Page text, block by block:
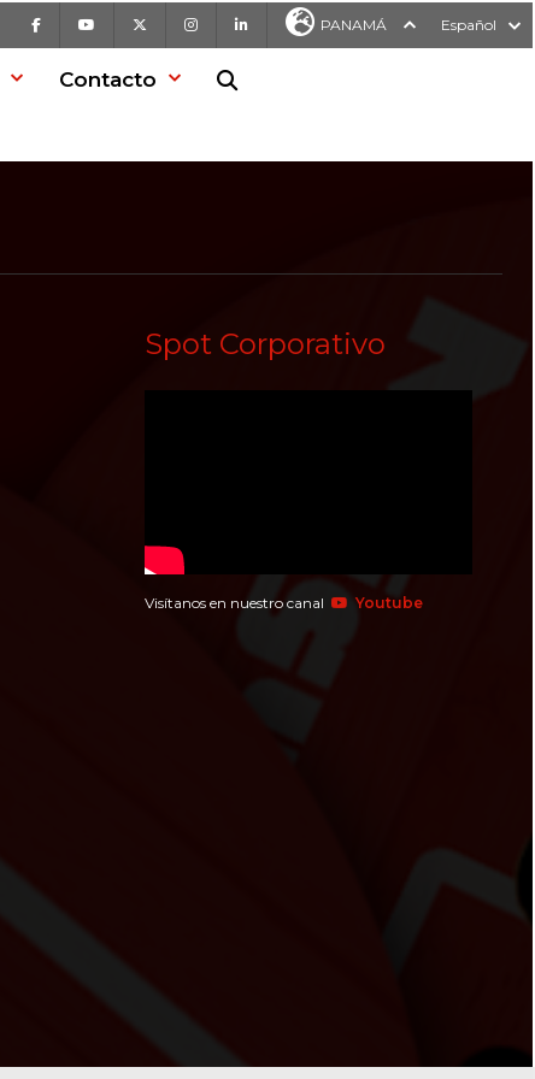
Facebook Youtube InstagramLinkedIn PANAMÁ Español
Contacto
Spot Corporativo
Visítanos en nuestro canal Youtube